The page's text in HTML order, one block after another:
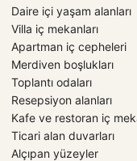
Daire içi yaşam alanları
Villa iç mekanları
Apartman iç cepheleri
Merdiven boşlukları
Toplantı odaları
Resepsiyon alanları
Kafe ve restoran iç
Ticari alan duvarları
Alçıpan yüzeyler